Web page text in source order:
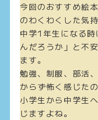
今回のおすすめ絵
のわくわくした気
中学1年生になる
んだろうか」と不
ます。
勉強、制服、部活
からず怖く感じたの
小学生から中学生
じますよね。